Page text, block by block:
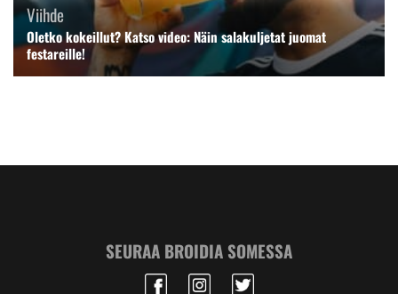
Viihde
Oletko kokeillut? Katso video: Näin salakuljetat juomat
festareille!
SEURAA BROIDIA SOMESSA